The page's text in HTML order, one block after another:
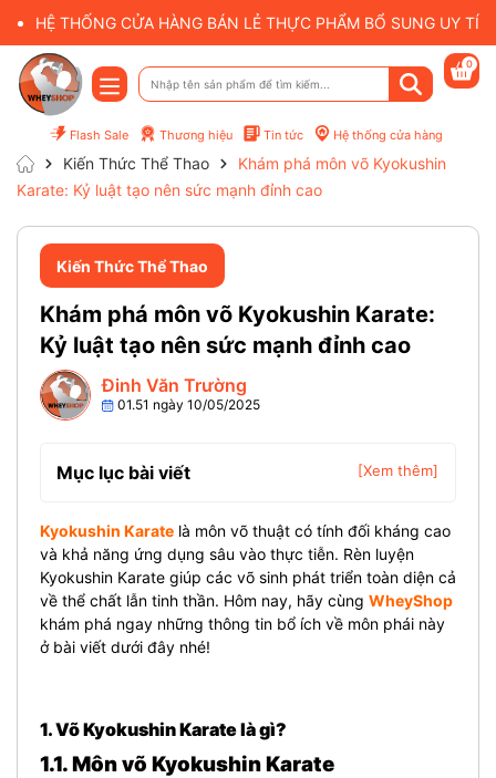
HỆ THỐNG CỬA HÀNG BÁN LẺ THỰC PHẨM BỔ SUNG UY
Flash Sale Thương hiệu Tin tức Hệ thống cửa hàng
0
Kiến Thức Thể Thao
Khám phá môn võ Kyokushin
Karate: Kỷ luật tạo nên sức mạnh đỉnh cao
Kiến Thức Thể Thao
Khám phá môn võ Kyokushin Karate:
Kỷ luật tạo nên sức mạnh đỉnh cao
Đinh Văn Trường
01.51 ngày 10/05/2025
Mục lục bài viết [Xem thêm]
Kyokushin Karate là môn võ thuật có tính đối kháng cao
và khả năng ứng dụng sâu vào thực tiễn. Rèn luyện
Kyokushin Karate giúp các võ sinh phát triển toàn diện cả
về thể chất lẫn tinh thần. Hôm nay, hãy cùng WheyShop
khám phá ngay những thông tin bổ ích về môn phái này
ở bài viết dưới đây nhé!
1. Võ Kyokushin Karate là gì?
1.1. Môn võ Kyokushin Karate